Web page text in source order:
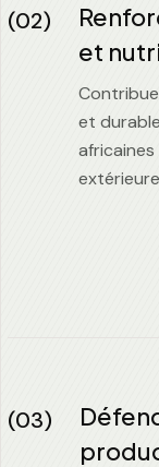
(02)
et
et
(03)